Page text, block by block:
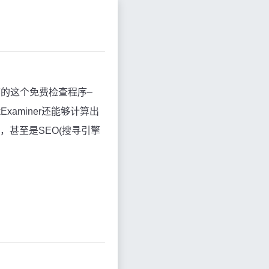
这个免费检查程序–
还能够计算出
甚至是SEO(搜寻引擎